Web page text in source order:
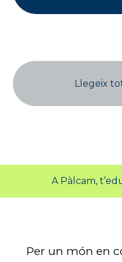
Llegeix
A Pàlcam,
Per un món en